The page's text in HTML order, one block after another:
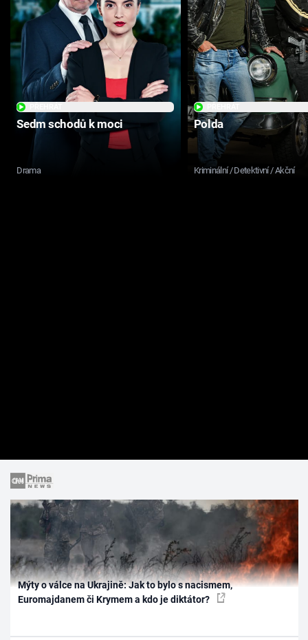
Sedm schodů k moci
Drama
Polda
Kriminální / Detektivní / Akční
Mýty o válce na Ukrajině: Jak to bylo s nacismem,
Euromajdanem či Krymem a kdo je diktátor?